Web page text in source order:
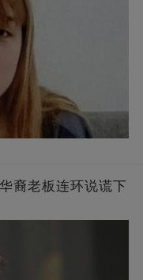
裔老板连环说谎下